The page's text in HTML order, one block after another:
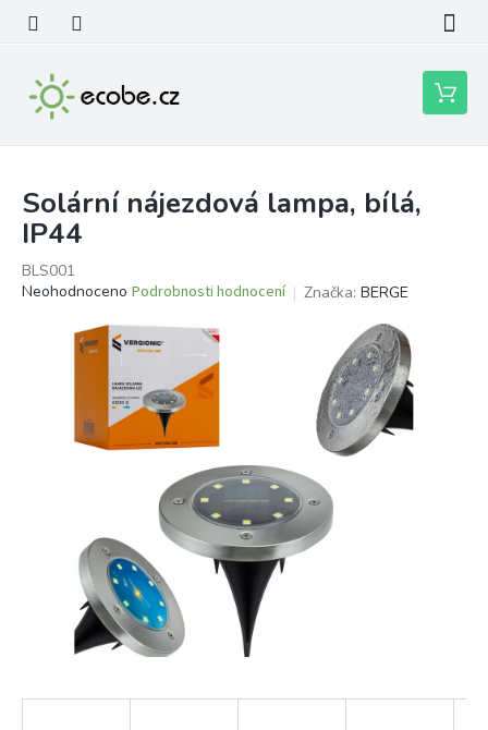
obsah
Nákupní
košík
Solární nájezdová lampa, bílá,
IP44
BLS001
Průměrné
produktu
hvězdiček.
Neohodnoceno Podrobnosti hodnocení Značka: BERGE